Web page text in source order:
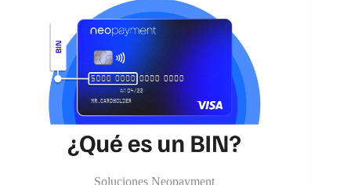
Soluciones Neopayment